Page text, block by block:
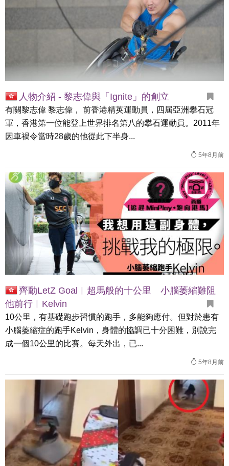
人物介紹 - 黎志偉與「Ignite」的創立
有關黎志偉 黎志偉， 前香港精英運動員，四屆亞洲攀石冠
軍，香港第一位能登上世界排名第八的攀石運動員。2011年
因車禍令當時28歲的他從此下半身...
5年8月前
齊動LetZ Goal︱超馬般的十公里 小腦萎縮難阻
他前行︱Kelvin
10公里，有基礎跑步習慣的跑手，多能夠應付。但對於患有
小腦萎縮症的跑手Kelvin，身體的協調已十分困難，別說完
成一個10公里的比賽。每天外出，已...
5年8月前